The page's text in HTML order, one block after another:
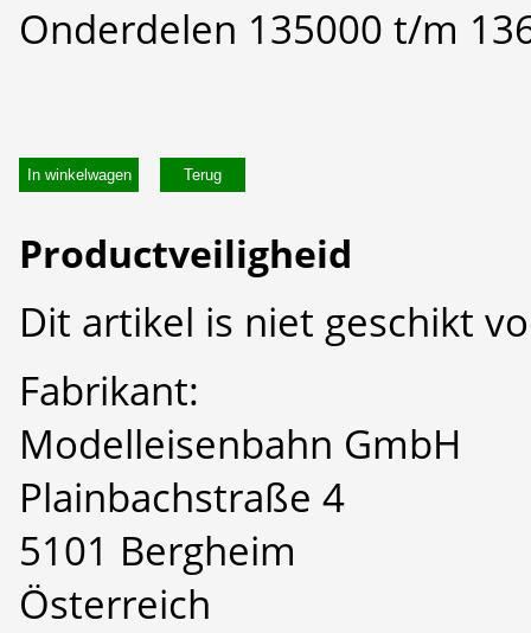
Onderdelen 135000 t/m
In winkelwagen
Productveiligheid
Dit artikel is niet geschikt
Fabrikant:
Modelleisenbahn GmbH
Plainbachstraße 4
5101 Bergheim
Österreich